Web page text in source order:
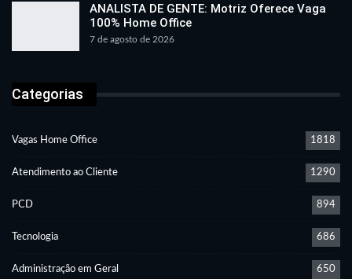
ANALISTA DE GENTE: Motriz Oferece Vaga
100% Home Office
7 de agosto de 2026
Categorias
Vagas Home Office 1818
Atendimento ao Cliente 1290
PCD 894
Tecnologia 686
Administração em Geral 650